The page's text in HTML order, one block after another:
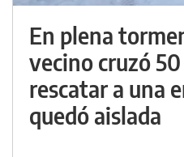
En plena
vecino cruzó
rescatar a una
quedó aislada